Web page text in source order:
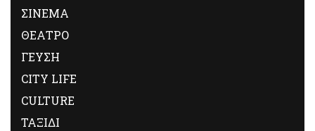
ΣΙΝΕΜΑ
ΘΕΑΤΡΟ
ΓΕΥΣΗ
CITY LIFE
CULTURE
ΤΑΞΙΔΙ